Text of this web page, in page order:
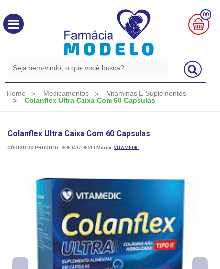
00
0,00
Home Medicamentos
Vitaminas E Suplementos
Colanflex Ultra Caixa Com 60 Capsulas
Colanflex Ultra Caixa Com 60 Capsulas
CÓDIGO DO PRODUTO: 7898049799831 | Marca: VITAMEDIC